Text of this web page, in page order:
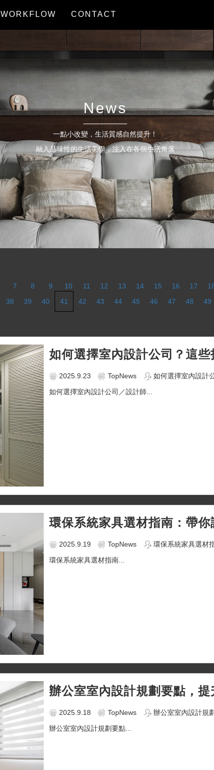
WORKFLOW CONTACT
News
一點小改變，生活質感自然提升！
融入品味性的生活美學，注入在各個生活角落
7 8 9 10 11 12 13 14 15 16 17
38 39 40 41 42 43 44 45 46 47 48 49
如何選擇室內設計公司？這
2025.9.23 TopNews
如何選擇室內設計
如何選擇室內設計公司／設計師...
環保系統家具選材指南：帶
2025.9.19 TopNews
環保系統家具選材
環保系統家具選材指南...
辦公室室內設計規劃要點，
2025.9.18 TopNews
辦公室室內設計規
辦公室室內設計規劃要點...